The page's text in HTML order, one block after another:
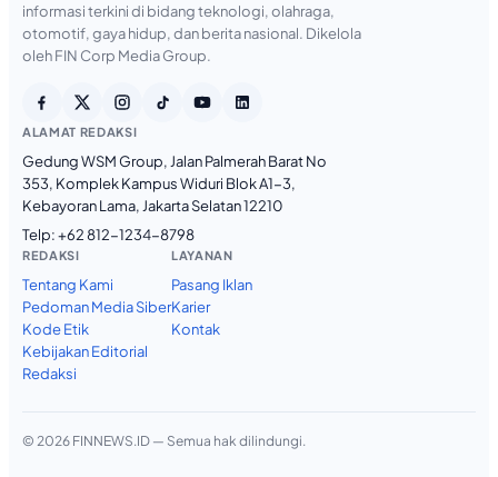
informasi terkini di bidang teknologi, olahraga,
otomotif, gaya hidup, dan berita nasional. Dikelola
oleh FIN Corp Media Group.
ALAMAT REDAKSI
Gedung WSM Group, Jalan Palmerah Barat No
353, Komplek Kampus Widuri Blok A1-3,
Kebayoran Lama, Jakarta Selatan 12210
Telp:+62 812-1234-8798
REDAKSI
Tentang Kami
Pedoman Media Siber
Kode Etik
Kebijakan Editorial
Redaksi
LAYANAN
Pasang Iklan
Karier
Kontak
© 2026 FINNEWS.ID — Semua hak dilindungi.